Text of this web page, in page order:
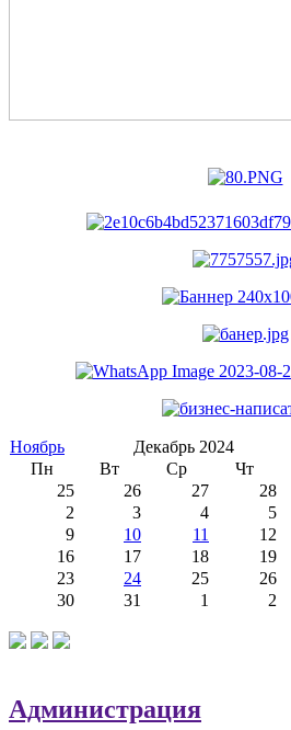
Ноябрь Декабрь 2024
Пн
Вт Ср Чт
25
26 27 28
2
3 4 5
9
10 11 12
16
17 18 19
23
24 25 26
30
31 1 2
Администрация